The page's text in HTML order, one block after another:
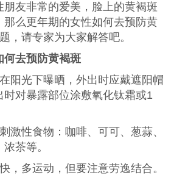
友非常的爱美，脸上的黄褐斑
么更年期的女性如何去预防黄
，请专家为大家解答吧。
何去预防黄褐斑
光下曝晒，外出时应戴遮阳帽
对暴露部位涂敷氧化钛霜或1
性食物：咖啡、可可、葱蒜、
茶等。
多运动，但要注意劳逸结合。